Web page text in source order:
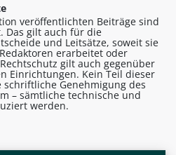
veröffentlichten Beiträge sind
Das gilt auch für die
und Leitsätze, soweit sie
erarbeitet oder
gilt auch gegenüber
Einrichtungen. Kein Teil dieser
Genehmigung des
– sämtliche technische und
werden.